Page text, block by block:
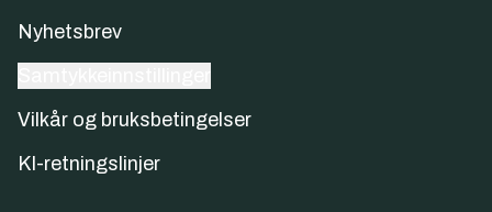
Nyhetsbrev
Vilkår og bruksbetingelser
KI-retningslinjer